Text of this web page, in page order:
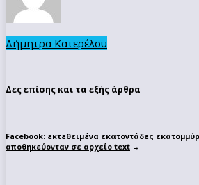
Δήμητρα Κατερέλου
Δες επίσης και τα εξής άρθρα
Facebook: εκτεθειμένα εκατοντάδες
αποθηκεύονταν σε αρχείο text →